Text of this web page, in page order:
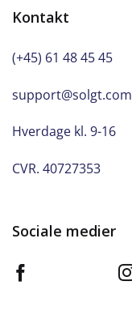
Kontakt
(+45) 61 48 45 45
support@solgt.com
Hverdage kl. 9-16
CVR. 40727353
Sociale medier